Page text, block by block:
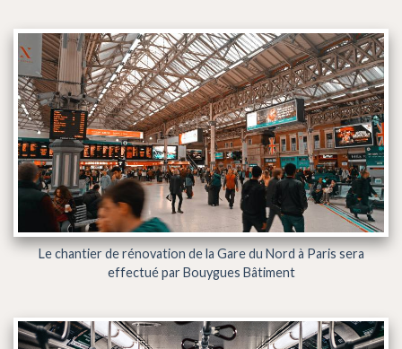
Le chantier de rénovation de la Gare du Nord à Paris sera
effectué par Bouygues Bâtiment